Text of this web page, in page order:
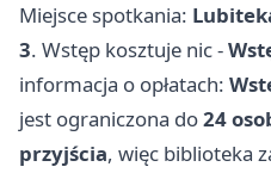
Miejsce spotkania:
3. Wstęp kosztuje nic -
informacja o opłatach:
jest ograniczona do24
przyjścia, więc biblioteka